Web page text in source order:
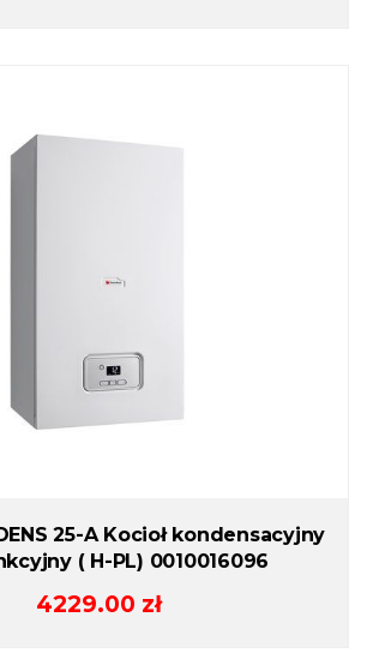
25-A Kocioł kondensacyjny
( H-PL) 0010016096
4229.00 zł